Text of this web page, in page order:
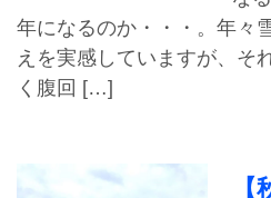
年になるのか・・・。年々
えを実感していますが、そ
く腹回 […]